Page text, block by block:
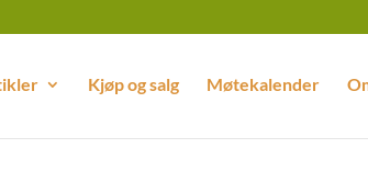
Kjøp og salg Møtekalender